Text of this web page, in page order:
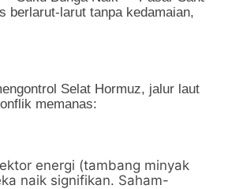
berlarut-larut tanpa kedamaian,
Selat Hormuz, jalur laut
memanas:
energi (tambang minyak
naik signifikan. Saham-